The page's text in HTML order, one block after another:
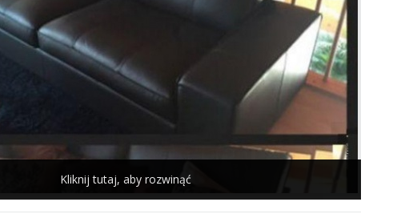
Kliknij tutaj, aby rozwinąć